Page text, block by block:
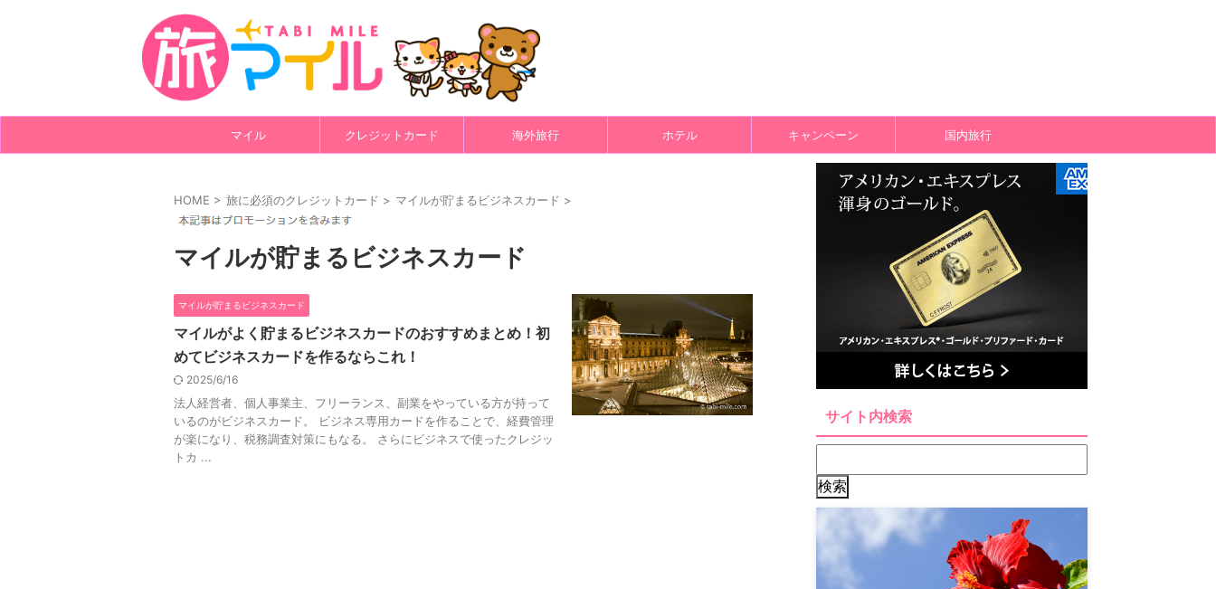
マイル クレジットカード 海外旅行 ホテル キャンペーン 国内旅行
HOME > 旅に必須のクレジットカード > マイルが貯まるビジネスカード >
マイルが貯まるビジネスカード
マイルが貯まるビジネスカード
マイルがよく貯まるビジネスカードのおすすめまとめ！初
めてビジネスカードを作るならこれ！
2025/6/16
法人経営者、個人事業主、フリーランス、副業をやっている方が持って
いるのがビジネスカード。 ビジネス専用カードを作ることで、経費管理
が楽になり、税務調査対策にもなる。 さらにビジネスで使ったクレジッ
トカ ...
サイト内検索